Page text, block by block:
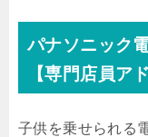
パナソニック
【専門店員ア
子供を乗せられる